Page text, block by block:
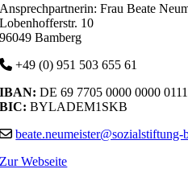
Ansprechpartnerin: Frau Beate
Lobenhofferstr. 10
96049 Bamberg
+49 (0) 951 503 655 61
IBAN:DE 69 7705 0000 0000
BIC:BYLADEM1SKB
beate.neumeister@sozialstiftung-
Zur Webseite